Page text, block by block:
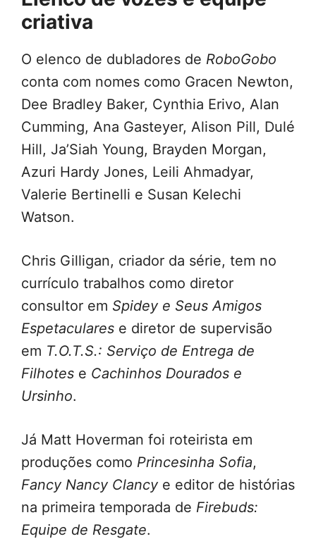
criativa
O elenco de dubladores de RoboGobo
conta com nomes como Gracen Newton,
Dee Bradley Baker, Cynthia Erivo, Alan
Cumming, Ana Gasteyer, Alison Pill, Dulé
Hill, Ja’Siah Young, Brayden Morgan,
Azuri Hardy Jones, Leili Ahmadyar,
Valerie Bertinelli e Susan Kelechi
Watson.
Chris Gilligan, criador da série, tem no
currículo trabalhos como diretor
consultor em Spidey e Seus Amigos
Espetaculares e diretor de supervisão
em T.O.T.S.: Serviço de Entrega de
Filhotes e Cachinhos Dourados e
Ursinho.
Já Matt Hoverman foi roteirista em
produções como Princesinha Sofia,
Fancy Nancy Clancye editor de histórias
na primeira temporada de Firebuds:
Equipe de Resgate.